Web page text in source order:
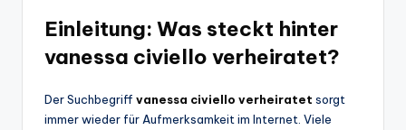
Einleitung: Was steckt hinter
vanessa civiello verheiratet?
Der Suchbegriff vanessa civiello verheiratet sorgt
immer wieder für Aufmerksamkeit im Internet. Viele